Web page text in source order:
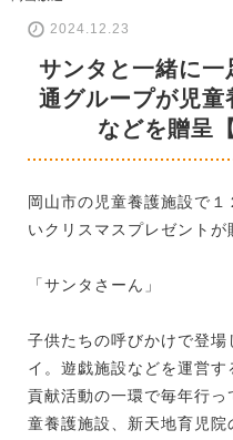
2024.12.23
サンタと一緒に
通グループが児童
などを贈呈
岡山市の児童養護施設で
いクリスマスプレゼントが
「サンタさーん」
子供たちの呼びかけで登
イ。遊戯施設などを運営
貢献活動の一環で毎年行
童養護施設、新天地育児